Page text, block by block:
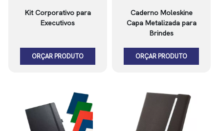
Kit Corporativo para
Executivos
ORÇAR PRODUTO
Caderno Moleskine
Capa Metalizada para
Brindes
ORÇAR PRODUTO